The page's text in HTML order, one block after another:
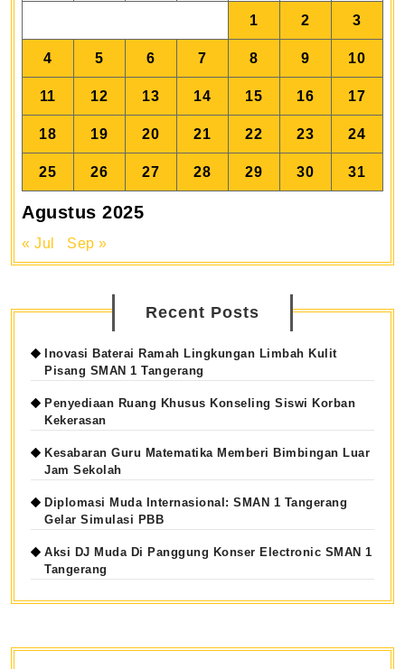
Agustus 2025
1 2 3
4 5 6 7 8 9 10
11 12 13 14 15 16 17
18 19 20 21 22 23 24
25 26 27 28 29 30 31
« Jul Sep »
Recent Posts
Inovasi Baterai Ramah Lingkungan Limbah Kulit
Pisang SMAN 1 Tangerang
Penyediaan Ruang Khusus Konseling Siswi Korban
Kekerasan
Kesabaran Guru Matematika Memberi Bimbingan Luar
Jam Sekolah
Diplomasi Muda Internasional: SMAN 1 Tangerang
Gelar Simulasi PBB
Aksi DJ Muda Di Panggung Konser Electronic SMAN 1
Tangerang